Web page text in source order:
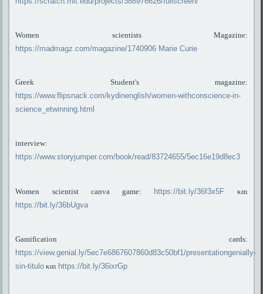
Women scientists Magazine:
https://madmagz.com/magazine/1740906 Marie Curie
Greek Student's magazine:
https://www.flipsnack.com/kydinenglish/women-withconscience-in-
science_etwinning.html
interview:
https://www.storyjumper.com/book/read/83724655/5ec16e19d8ec3
Women scientist canva game: https://bit.ly/36f3x5F και
https://bit.ly/36bUgva
Gamification cards:
https://view.genial.ly/5ec7e6867607860d83c50bf1/presentationgenially-
sin-titulo και https://bit.ly/36ixrGp